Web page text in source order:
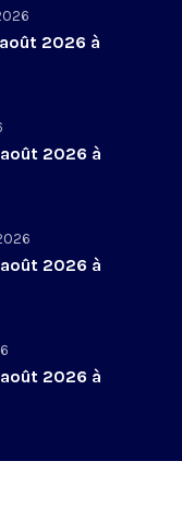
2026 à
2026 à
2026 à
2026 à